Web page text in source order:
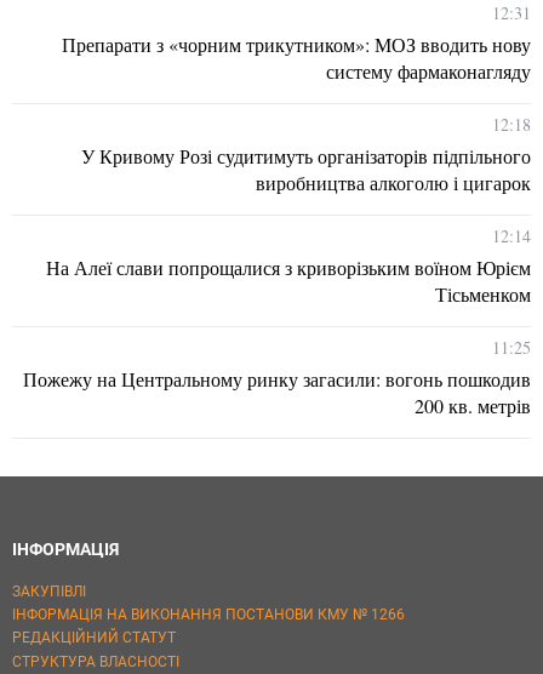
12:31
Препарати з «чорним трикутником»: МОЗ вводить нову
систему фармаконагляду
12:18
У Кривому Розі судитимуть організаторів підпільного
виробництва алкоголю і цигарок
12:14
На Алеї слави попрощалися з криворізьким воїном Юрієм
Тісьменком
11:25
Пожежу на Центральному ринку загасили: вогонь пошкодив
200 кв. метрів
ІНФОРМАЦІЯ
ЗАКУПІВЛІ
ІНФОРМАЦІЯ НА ВИКОНАННЯ ПОСТАНОВИ КМУ № 1266
РЕДАКЦІЙНИЙ СТАТУТ
СТРУКТУРА ВЛАСНОСТІ